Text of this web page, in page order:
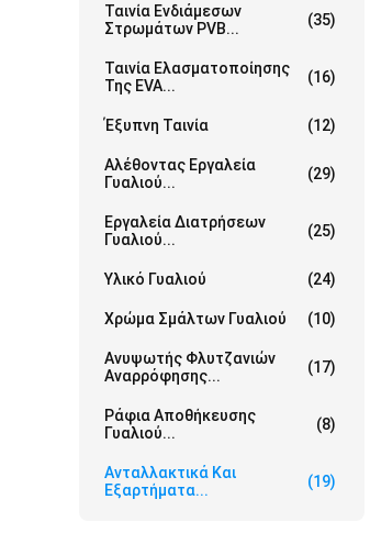
Ταινία Ενδιάμεσων
Στρωμάτων PVB...
(35)
Ταινία Ελασματοποίησης
Της EVA...
(16)
Έξυπνη Ταινία (12)
Αλέθοντας Εργαλεία
Γυαλιού...
(29)
Εργαλεία Διατρήσεων
Γυαλιού...
(25)
Υλικό Γυαλιού (24)
Χρώμα Σμάλτων Γυαλιού (10)
Ανυψωτής Φλυτζανιών
Αναρρόφησης...
(17)
Ράφια Αποθήκευσης
Γυαλιού...
(8)
Ανταλλακτικά Και
Εξαρτήματα...
(19)